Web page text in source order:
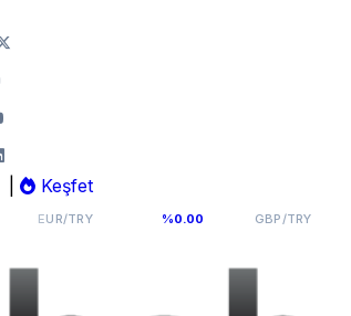
Keşfet
55,1141 GBP/TRY 64,2936